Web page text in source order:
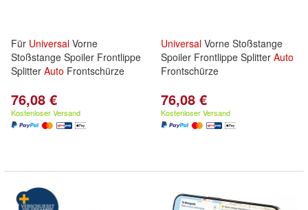
Für Universal Vorne
Stoßstange Spoiler Frontlippe
Splitter Auto Frontschürze
76,08 €
Kostenloser Versand
Universal Vorne Stoßstange
Spoiler Frontlippe Splitter Auto
Frontschürze
76,08 €
Kostenloser Versand